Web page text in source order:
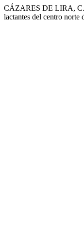
CÁZARES DE LIRA,
lactantes del centro norte